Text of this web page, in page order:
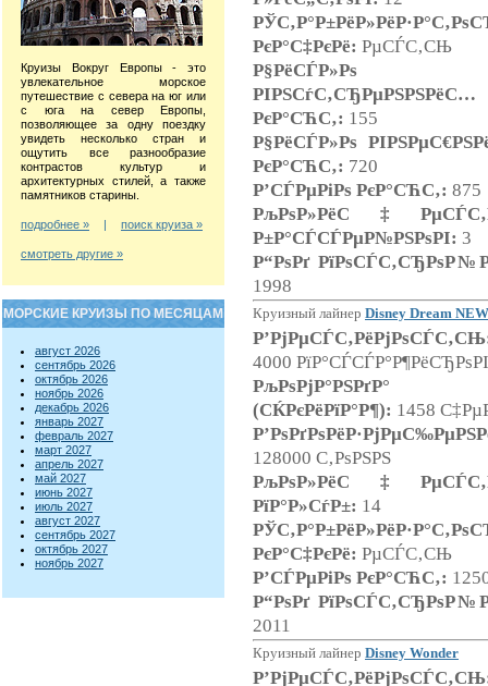
РєР°С‡РєРё: РµСЃС‚СЊ
Р§РёСЃР»Рѕ
РІРЅСѓС‚СЂРµРЅРЅРёС…
РєР°СЋС‚: 155
Р§РёСЃР»Рѕ
РєР°СЋС‚: 720
Р’СЃРµРіРѕ РєР°СЋС‚: 875
Р±Р°СЃСЃРµР№РЅРѕРІ: 3
Р“РѕРґ
1998
Круизный лайнер Disney Dream
4000 РїР°СЃСЃР°Р¶РёСЂРѕРІ
РљРѕРјР°РЅРґР°
(СЌРєРёРїР°Р¶): 1458
128000 С‚РѕРЅРЅ
РїР°Р»СѓР±: 14
РєР°С‡РєРё: РµСЃС‚СЊ
Р’СЃРµРіРѕ РєР°СЋС‚:
Р“РѕРґ
2011
Круизный лайнер Disney Wonder
Круизы Вокруг Европы - это
увлекательное морское
путешествие с севера на юг или
с юга на север Европы,
позволяющее за одну поездку
увидеть несколько стран и
ощутить все разнообразие
контрастов культур и
архитектурных стилей, а также
памятников старины.
подробнее » | поиск круиза »
смотреть другие »
МОРСКИЕ КРУИЗЫ ПО МЕСЯЦАМ
август 2026
сентябрь 2026
октябрь 2026
ноябрь 2026
декабрь 2026
январь 2027
февраль 2027
март 2027
апрель 2027
май 2027
июнь 2027
июль 2027
август 2027
сентябрь 2027
октябрь 2027
ноябрь 2027